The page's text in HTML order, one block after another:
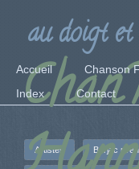
au doigt et
Accueil Chanson
Index
Contact
Artistes Barjac